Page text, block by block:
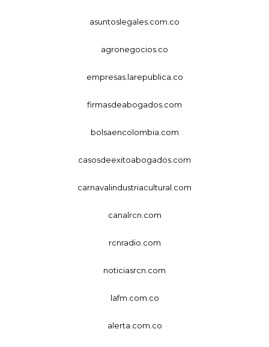
asuntoslegales.com.co
agronegocios.co
empresas.larepublica.co
firmasdeabogados.com
bolsaencolombia.com
casosdeexitoabogados.com
carnavalindustriacultural.com
canalrcn.com
rcnradio.com
noticiasrcn.com
lafm.com.co
alerta.com.co